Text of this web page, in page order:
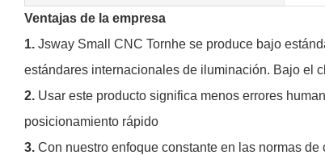
Ventajas de la empresa
1. Jsway Small CNC Tornhe se produce bajo
estándares internacionales de iluminación. Bajo el
2. Usar este producto significa menos errores
posicionamiento rápido
3. Con nuestro enfoque constante en las normas